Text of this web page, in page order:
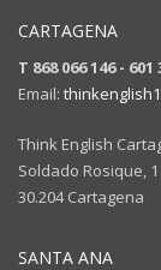
CARTAGENA
T 868 066 146 - 601
Email:
Think English
Soldado Rosique, 1
30.204 Cartagena
SANTA ANA